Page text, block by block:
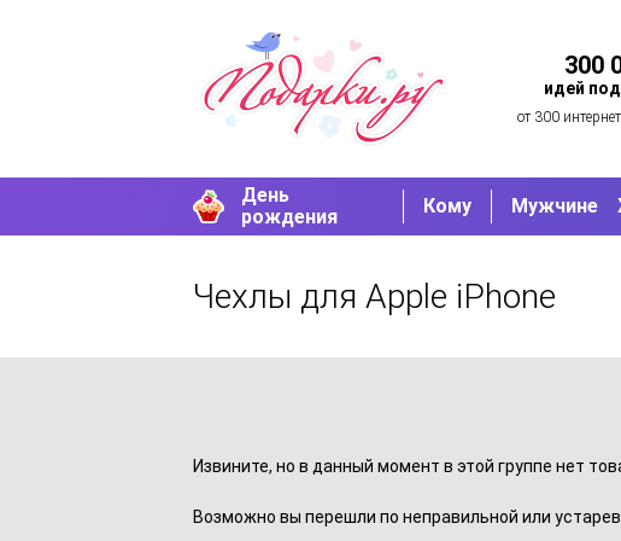
300
идей
от 300
День
рождения
Кому Мужчине
Чехлы для Apple iPhone
Извините, но в данный момент в этой группе нет
Возможно вы перешли по неправильной или